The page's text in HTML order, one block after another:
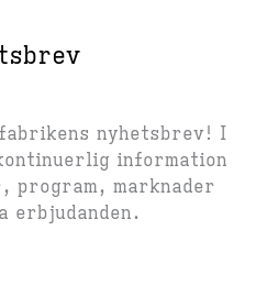
nyhetsbrev! I
information
program, marknader
erbjudanden.